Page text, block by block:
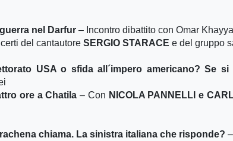
nel Darfur – Incontro dibattito con Omar
del cantautore SERGIO STARACE e del gruppo
USA o sfida all´impero americano? Se si
ore a Chatila – Con NICOLA PANNELLI e
chiama. La sinistra italiana che risponde?